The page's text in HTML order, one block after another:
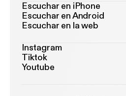
Escuchar en iPhone
Escuchar en Android
Escuchar en la web
Instagram
Tiktok
Youtube